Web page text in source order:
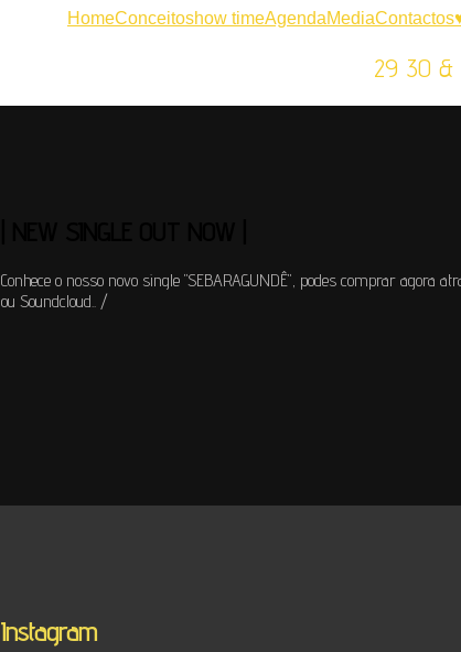
HomeConceitoshow timeAgendaMediaContactos
29 30 &
Conhece o nosso novo single "SEBARAGUNDÊ", podes comprar agora
ou Soundcloud.. /
Instagram